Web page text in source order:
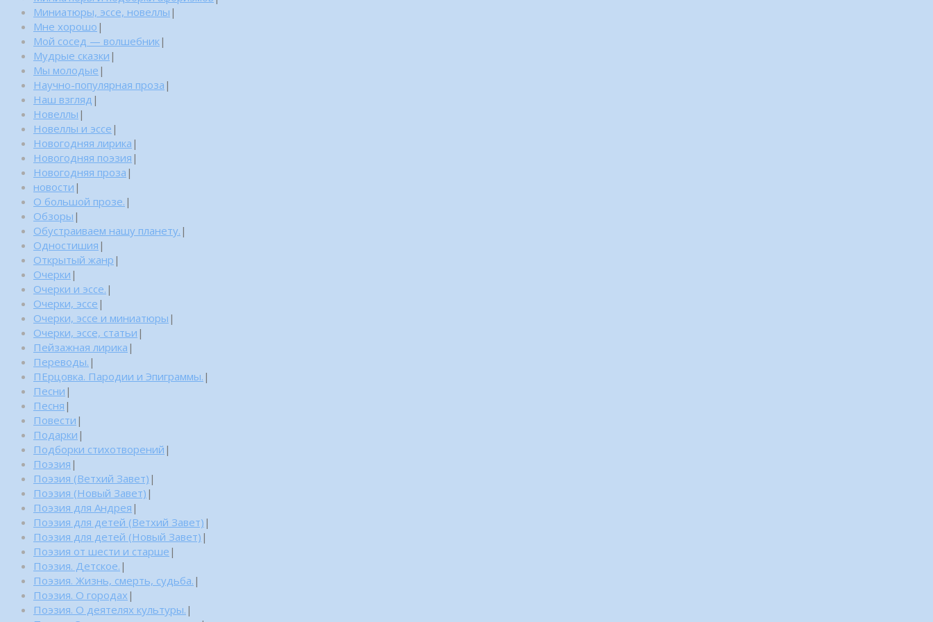
Миниатюры, эссе, новеллы |
Мне хорошо |
Мой сосед — волшебник|
Мудрые сказки |
Мы молодые |
Научно-популярная проза |
Наш взгляд |
Новеллы |
Новеллы и эссе |
Новогодняя лирика |
Новогодняя поэзия |
Новогодняя проза |
новости |
О большой прозе. |
Обзоры |
Обустраиваем нашу планету. |
Одностишия |
Открытый жанр |
Очерки |
Очерки и эссе. |
Очерки, эссе |
Очерки, эссе и миниатюры |
Очерки, эссе, статьи |
Пейзажная лирика |
Переводы. |
ПЕрцовка. Пародии и Эпиграммы. |
Песни |
Песня |
Повести |
Подарки |
Подборки стихотворений |
Поэзия |
Поэзия (Ветхий Завет) |
Поэзия (Новый Завет) |
Поэзия для Андрея |
Поэзия для детей (Ветхий Завет) |
Поэзия для детей (Новый Завет) |
Поэзия от шести и старше |
Поэзия. Детское. |
Поэзия. Жизнь, смерть, судьба. |
Поэзия. О городах |
Поэзия. О деятелях культуры. |